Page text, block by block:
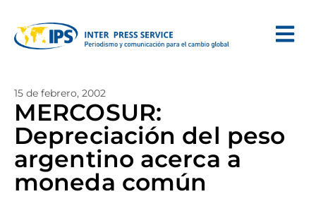
15 de febrero, 2002
MERCOSUR:
Depreciación del peso
argentino acerca a
moneda común